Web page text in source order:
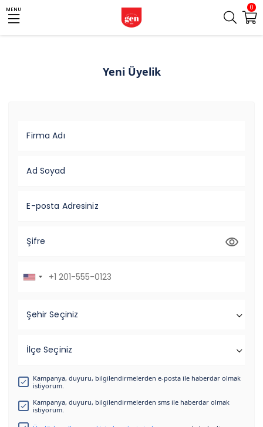
0
MENU
Yeni Üyelik
Firma Adı
Ad Soyad
E-posta Adresiniz
Şifre
Şehir Seçiniz
İlçe Seçiniz
Kampanya, duyuru, bilgilendirmelerden e-posta ile haberdar olmak
istiyorum.
Kampanya, duyuru, bilgilendirmelerden sms ile haberdar olmak
istiyorum.